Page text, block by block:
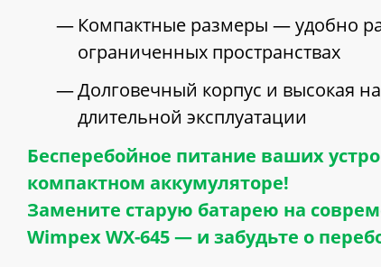
Компактные размеры — удобно
ограниченных пространствах
Долговечный корпус и высокая
длительной эксплуатации
Бесперебойное питание ваших
компактном аккумуляторе!
Замените старую батарею на
Wimpex WX-645 — и забудьте о